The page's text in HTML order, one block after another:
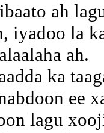
ah
iyadoo la
ah.
ka
ee
lagu